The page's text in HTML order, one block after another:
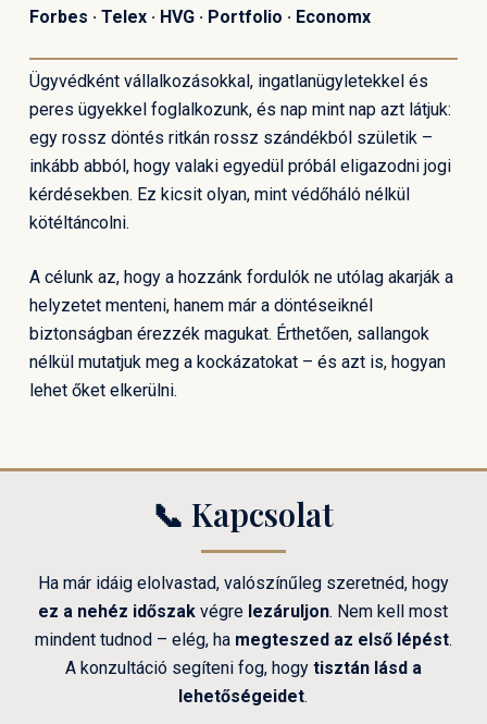
Forbes · Telex · HVG · Portfolio · Economx
Ügyvédként vállalkozásokkal, ingatlanügyletekkel és
peres ügyekkel foglalkozunk, és nap mint nap azt látjuk:
egy rossz döntés ritkán rossz szándékból születik –
inkább abból, hogy valaki egyedül próbál eligazodni jogi
kérdésekben. Ez kicsit olyan, mint védőháló nélkül
kötéltáncolni.
A célunk az, hogy a hozzánk fordulók ne utólag akarják a
helyzetet menteni, hanem már a döntéseiknél
biztonságban érezzék magukat. Érthetően, sallangok
nélkül mutatjuk meg a kockázatokat – és azt is, hogyan
lehet őket elkerülni.
📞 Kapcsolat
Ha már idáig elolvastad, valószínűleg szeretnéd, hogy
ez a nehéz időszakvégre lezáruljon. Nem kell most
mindent tudnod – elég, ha megteszed az első lépést.
A konzultáció segíteni fog, hogy tisztán lásd a
lehetőségeidet.